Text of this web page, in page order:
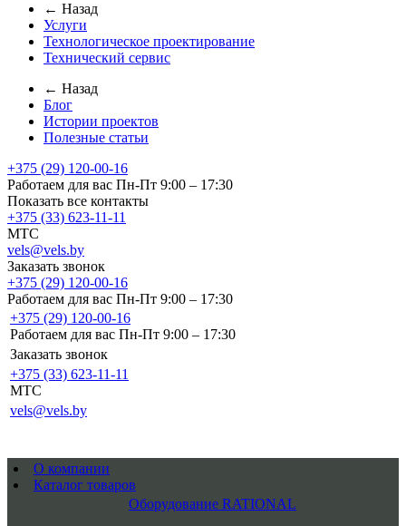
← Назад
Услуги
Технологическое проектирование
Технический сервис
← Назад
Блог
Истории проектов
Полезные статьи
+375 (29) 120-00-16
Работаем для вас Пн-Пт 9:00 – 17:30
Показать все контакты
+375 (33) 623-11-11
MTC
vels@vels.by
Заказать звонок
+375 (29) 120-00-16
Работаем для вас Пн-Пт 9:00 – 17:30
+375 (29) 120-00-16
Работаем для вас Пн-Пт 9:00 – 17:30
Заказать звонок
+375 (33) 623-11-11
MTC
vels@vels.by
О компании
Каталог товаров
Оборудование RATIONAL